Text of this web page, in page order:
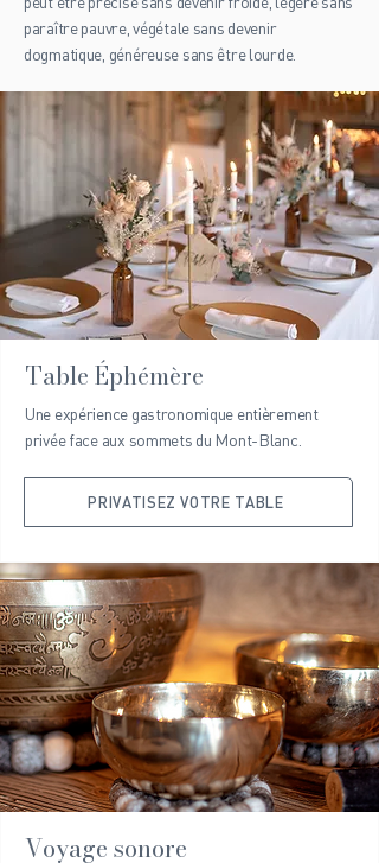
paraître pauvre, végétale sans devenir
dogmatique, généreuse sans être lourde.
Table Éphémère
Une expérience gastronomique entièrement
privée face aux sommets du Mont-Blanc.
PRIVATISEZ VOTRE TABLE
Voyage sonore